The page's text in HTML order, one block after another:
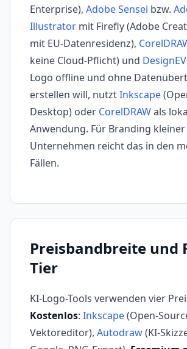
Enterprise), Adobe Sensei bzw.
Illustrator mit Firefly (Adobe
mit EU-Datenresidenz),
keine Cloud-Pflicht) und
Logo offline und ohne
erstellen will, nutztInkscape
Desktop) oder CorelDRAWals
Anwendung. Für Branding kleiner
Unternehmen reicht das in den
Fällen.
Preisbandbreite und
Tier
KI-Logo-Tools verwenden vier
Kostenlos: Inkscape(Open-
Vektoreditor), Autodraw(KI-